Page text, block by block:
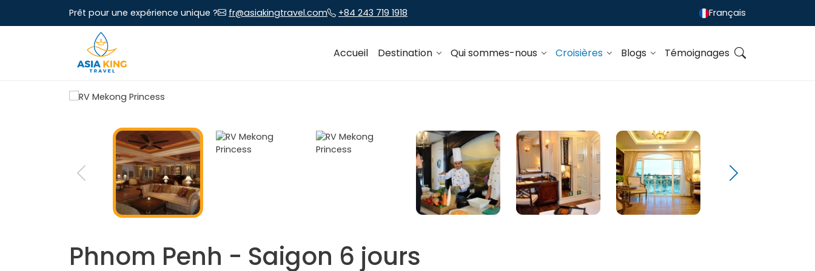
Prêt pour une expérience unique ? fr@asiakingtravel.com +84 243 719 1918 Français
Accueil Destination Qui sommes-nous Croisières Blogs Témoignages
Phnom Penh - Saigon 6 jours